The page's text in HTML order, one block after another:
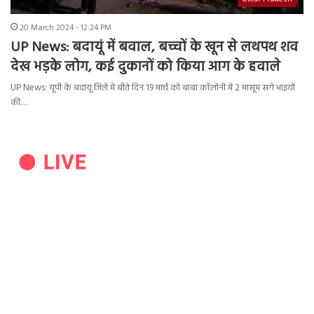
20 March 2024 - 12:24 PM
UP News: बदायूं में बवाल, बच्चों के खून से लथपथ शव
देख भड़के लोग, कई दुकानों को किया आग के हवाले
UP News: यूपी के बदायूं जिले में बीते दिन 19 मार्च को बाबा कॉलोनी में 2 मासूम सगे भाइयों
की…